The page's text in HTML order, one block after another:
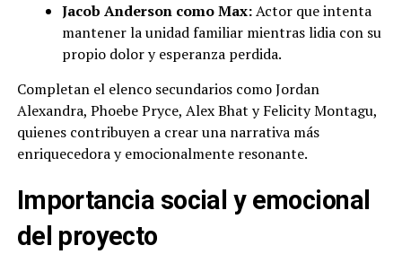
Jacob Anderson como Max:Actor que intenta
mantener la unidad familiar mientras lidia con su
propio dolor y esperanza perdida.
Completan el elenco secundarios como Jordan
Alexandra, Phoebe Pryce, Alex Bhat y Felicity Montagu,
quienes contribuyen a crear una narrativa más
enriquecedora y emocionalmente resonante.
Importancia social y emocional
del proyecto